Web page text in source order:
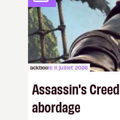
jamais que des
ackboole 11 juillet 2026
Assassin's
abordage